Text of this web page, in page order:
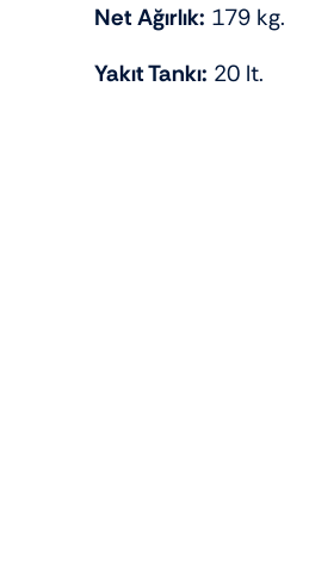
Net Ağırlık: 179 kg.
Yakıt Tankı: 20 lt.